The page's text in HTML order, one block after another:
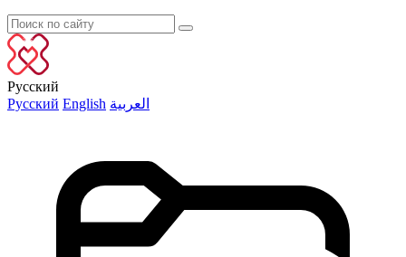
Русский
Русский English العربية